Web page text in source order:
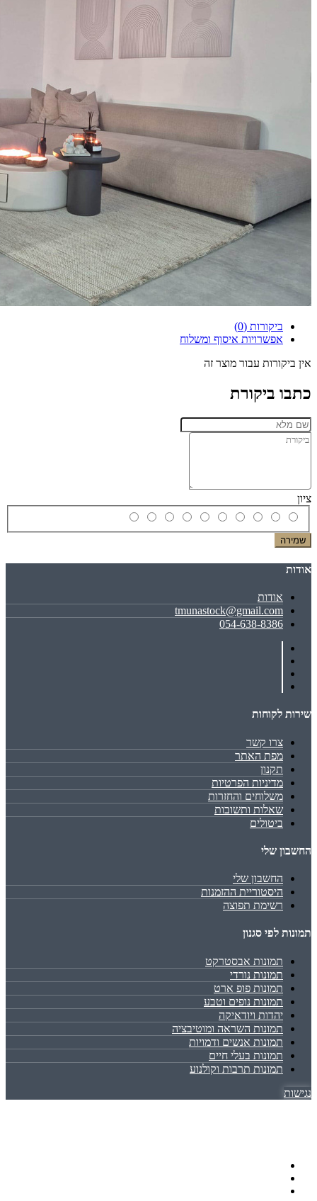
ביקורות (0)
אפשרויות איסוף ומשלוח
אין ביקורות עבור מוצר זה
כתבו ביקורת
ציון
שמירה
אודות
אודות
tmunastock@gmail.com
054-638-8386
שירות לקוחות
צרו קשר
מפת האתר
תקנון
מדיניות הפרטיות
משלוחים והחזרות
שאלות ותשובות
ביטולים
החשבון שלי
החשבון שלי
היסטוריית ההזמנות
רשימת תפוצה
תמונות לפי סגנון
תמונות אבסטרקט
תמונות נורדי
תמונות פופ ארט
תמונות נופים וטבע
יהדות ויודאיקה
תמונות השראה ומוטיבציה
תמונות אנשים ודמויות
תמונות בעלי חיים
תמונות תרבות וקולנוע
נגישות